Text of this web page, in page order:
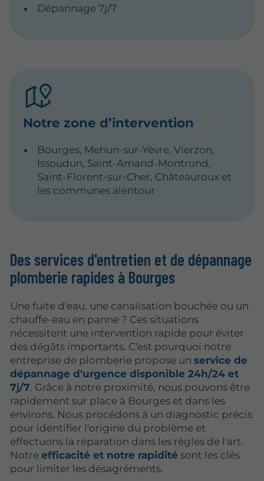
Dépannage 7j/7
Notre zone d’intervention
Bourges, Mehun-sur-Yèvre, Vierzon,
Issoudun, Saint-Amand-Montrond,
Saint-Florent-sur-Cher, Châteauroux et
les communes alentour
Des services d'entretien et de dépannage
plomberie rapides à Bourges
Une fuite d'eau, une canalisation bouchée ou un
chauffe-eau en panne ? Ces situations
nécessitent une intervention rapide pour éviter
des dégâts importants. C'est pourquoi notre
entreprise de plomberie propose unservice de
dépannage d'urgence disponible 24h/24 et
7j/7. Grâce à notre proximité, nous pouvons être
rapidement sur place à Bourges et dans les
environs. Nous procédons à un diagnostic précis
pour identifier l'origine du problème et
effectuons la réparation dans les règles de l'art.
Notreefficacité et notre rapidité sont les clés
pour limiter les désagréments.